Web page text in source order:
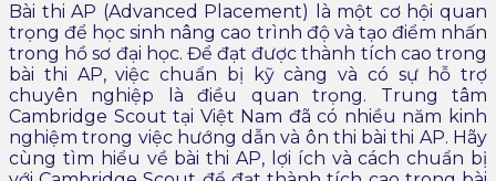
Bài thi AP (Advanced Placement) là một cơ hội quan
trọng để học sinh nâng cao trình độ và tạo điểm nhấn
trong hồ sơ đại học. Để đạt được thành tích cao trong
bài thi AP, việc chuẩn bị kỹ càng và có sự hỗ trợ
chuyên nghiệp là điều quan trọng. Trung tâm
Cambridge Scout tại Việt Nam đã có nhiều năm kinh
nghiệm trong việc hướng dẫn và ôn thi bài thi AP. Hãy
cùng tìm hiểu về bài thi AP, lợi ích và cách chuẩn bị